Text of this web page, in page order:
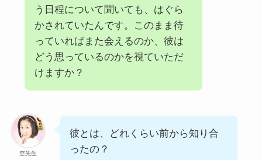
う日程について聞いても、はぐら
かされていたんです。このまま待
っていればまた会えるのか、彼は
どう思っているのかを視ていただ
けますか？
空先生
彼とは、どれくらい前から知り合
ったの？